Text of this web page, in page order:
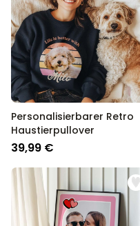
Personalisierbarer Retro
Haustierpullover
39,99 €